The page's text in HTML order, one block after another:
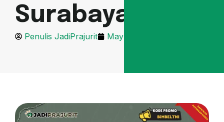
Surabaya!
Penulis JadiPrajurit May 22, 2025